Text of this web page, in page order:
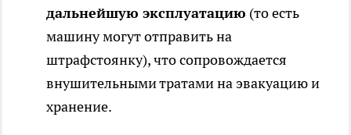
дальнейшую эксплуатацию (то есть
машину могут отправить на
штрафстоянку), что сопровождается
внушительными тратами на эвакуацию и
хранение.